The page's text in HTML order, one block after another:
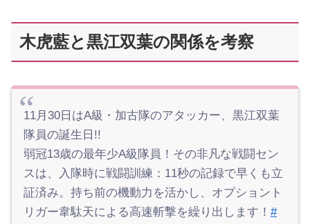
木虎藍と黒江双葉の関係を考察
11月30日はA級・加古隊のアタッカー、黒江双葉
隊員の誕生日!!
弱冠13歳の最年少A級隊員！その非凡な戦闘セン
スは、入隊時に戦闘訓練：11秒の記録で早くも立
証済み。持ち前の機動力を活かし、オプショント
リガー韋駄天による高速斬撃を繰り出します！ #